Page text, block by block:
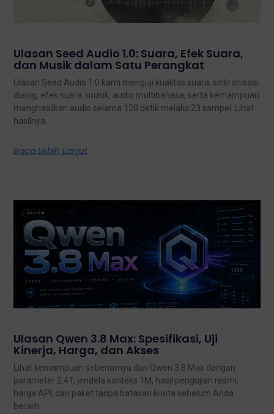
Ulasan Seed Audio 1.0: Suara, Efek Suara,
dan Musik dalam Satu Perangkat
Ulasan Seed Audio 1.0 kami menguji kualitas suara, sinkronisasi
dialog, efek suara, musik, audio multibahasa, serta kemampuan
menghasilkan audio selama 120 detik melalui 23 sampel. Lihat
hasilnya.
Baca Lebih Lanjut
Ulasan Qwen 3.8 Max: Spesifikasi, Uji
Kinerja, Harga, dan Akses
Lihat kemampuan sebenarnya dari Qwen 3.8 Max dengan
parameter 2.4T, jendela konteks 1M, hasil pengujian resmi,
harga API, dan paket tanpa batasan kuota sebelum Anda
beralih.